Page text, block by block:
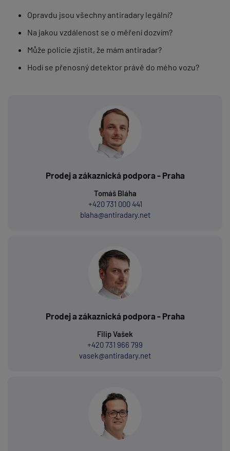
Opravdu jsou všechny antiradary legální?
Na jakou vzdálenost se o měření dozvím?
Může policie zjistit, že mám antiradar?
Hodí se přenosný detektor právě do mého vozu?
Prodej a zákaznická podpora - Praha
Tomáš Bláha
+420 731 000 441
blaha@antiradary.net
Prodej a zákaznická podpora - Praha
Filip Vašek
+420 731 966 799
vasek@antiradary.net